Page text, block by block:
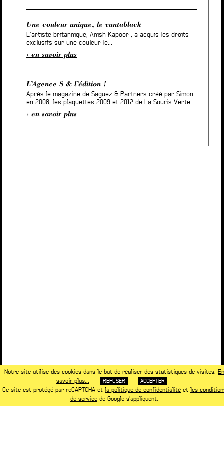
Notre site utilise des cookies dans le but de réaliser des statistiques de visites. En
savoir plus...
- REFUSER ACCEPTER
Ce site est protégé par reCAPTCHA et la politique de confidentialité et les
de service de Google s'appliquent.
Une couleur unique, le vantablack
L’artiste britannique, Anish Kapoor , a acquis les droits
exclusifs sur une couleur le...
en savoir plus
L’Agence S & l’édition !
Après le magazine de Saguez & Partners créé par Simon
en 2008, les plaquettes 2009 et 2012 de La Souris Verte...
en savoir plus